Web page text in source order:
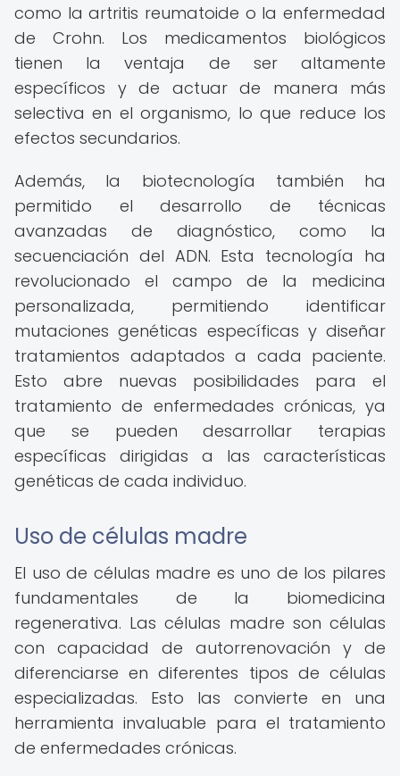
como la artritis reumatoide o la enfermedad
de Crohn. Los medicamentos biológicos
tienen la ventaja de ser altamente
específicos y de actuar de manera más
selectiva en el organismo, lo que reduce los
efectos secundarios.
Además, la biotecnología también ha
permitido el desarrollo de técnicas
avanzadas de diagnóstico, como la
secuenciación del ADN. Esta tecnología ha
revolucionado el campo de la medicina
personalizada, permitiendo identificar
mutaciones genéticas específicas y diseñar
tratamientos adaptados a cada paciente.
Esto abre nuevas posibilidades para el
tratamiento de enfermedades crónicas, ya
que se pueden desarrollar terapias
específicas dirigidas a las características
genéticas de cada individuo.
Uso de células madre
El uso de células madre es uno de los pilares
fundamentales de la biomedicina
regenerativa. Las células madre son células
con capacidad de autorrenovación y de
diferenciarse en diferentes tipos de células
especializadas. Esto las convierte en una
herramienta invaluable para el tratamiento
de enfermedades crónicas.